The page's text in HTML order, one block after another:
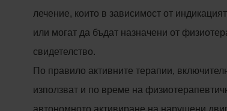
лечение, които в зависимост от
или могат да бъдат назначени от
свидетелство.
По правило активните терапии,
използват и по време на
автономното активиране на нарушени